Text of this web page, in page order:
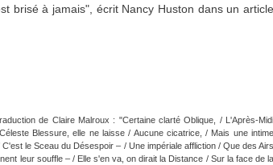
brisé à jamais", écrit Nancy Huston dans un article
de Claire Malroux : "Certaine clarté Oblique, / L'Après-Midi
Blessure, elle ne laisse / Aucune cicatrice, / Mais une intime
le Sceau du Désespoir – / Une impériale affliction / Que des Airs
leur souffle – / Elle s'en va, on dirait la Distance / Sur la face de la